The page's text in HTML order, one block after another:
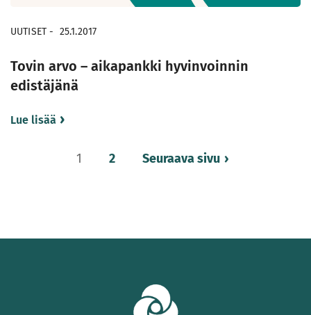
UUTISET - 25.1.2017
Tovin arvo – aikapankki hyvinvoinnin
edistäjänä
Lue lisää
1 2 Seuraava sivu